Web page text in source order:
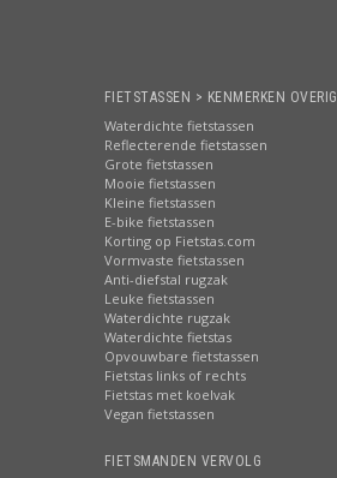
FIETSTASSEN > KENMERKEN OVERIG
Waterdichte fietstassen
Reflecterende fietstassen
Grote fietstassen
Mooie fietstassen
Kleine fietstassen
E-bike fietstassen
Korting op Fietstas.com
Vormvaste fietstassen
Anti-diefstal rugzak
Leuke fietstassen
Waterdichte rugzak
Waterdichte fietstas
Opvouwbare fietstassen
Fietstas links of rechts
Fietstas met koelvak
Vegan fietstassen
FIETSMANDEN VERVOLG